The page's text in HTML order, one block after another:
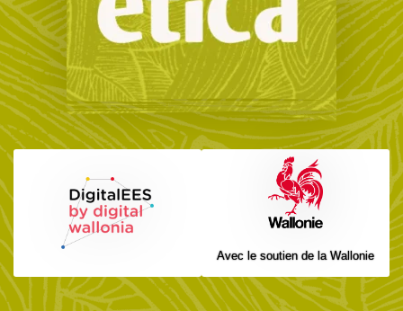
Avec le soutien de la Wallonie